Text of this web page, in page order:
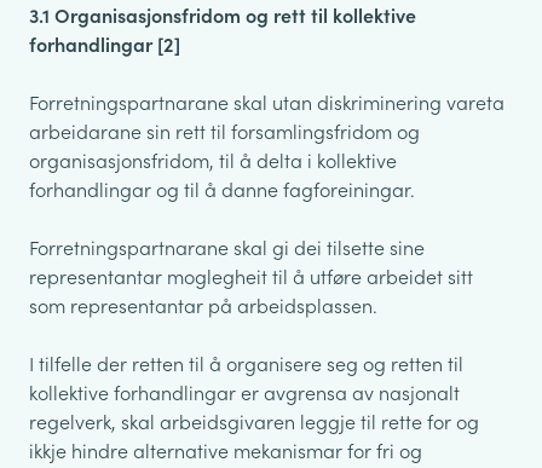
3.1 Organisasjonsfridom og rett til kollektive
forhandlingar [2]
Forretningspartnarane skal utan diskriminering vareta
arbeidarane sin rett til forsamlingsfridom og
organisasjonsfridom, til å delta i kollektive
forhandlingar og til å danne fagforeiningar.
Forretningspartnarane skal gi dei tilsette sine
representantar moglegheit til å utføre arbeidet sitt
som representantar på arbeidsplassen.
I tilfelle der retten til å organisere seg og retten til
kollektive forhandlingar er avgrensa av nasjonalt
regelverk, skal arbeidsgivaren leggje til rette for og
ikkje hindre alternative mekanismar for fri og